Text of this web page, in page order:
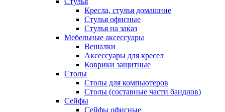
Кресла, стулья домашние
Стулья офисные
Стулья на заказ
Мебельные аксессуары
Вешалки
Аксессуары для кресел
Коврики защитные
Столы
Столы для компьютеров
Столы (составные части бандлов)
Сейфы
Сейфы офисные